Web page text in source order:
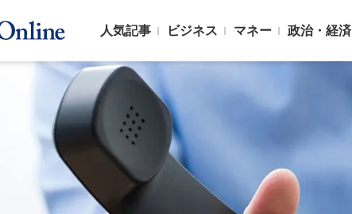
人気記事 ビジネス マネー 政治・経済